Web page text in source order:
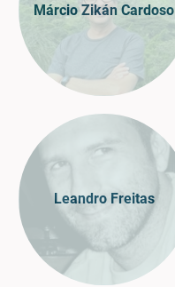
Márcio Zikán Cardoso
Leandro Freitas